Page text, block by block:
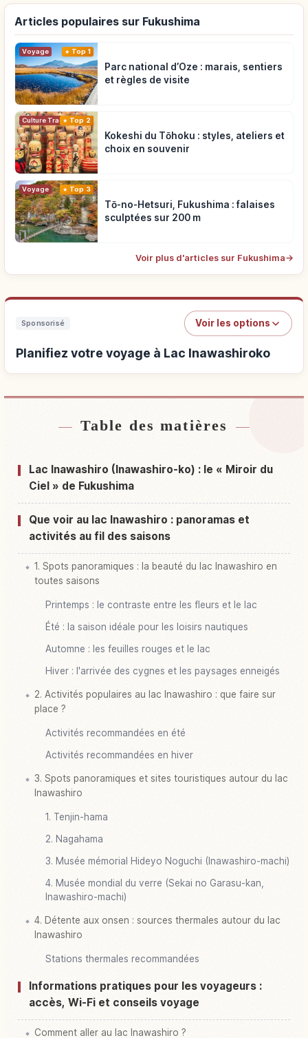
Articles populaires sur Fukushima
Voyage Top 1
Parc national d’Oze : marais, sentiers
et règles de visite
Culture Traditionnelle
Top 2
Kokeshi du Tōhoku : styles, ateliers et
choix en souvenir
Voyage Top 3
Tō-no-Hetsuri, Fukushima : falaises
sculptées sur 200 m
Voir plus d'articles sur Fukushima→
Sponsorisé Voir les options
Planifiez votre voyage à Lac Inawashiroko
Hébergements près de Lac Inawashiroko
Activités à Lac Inawashiroko ↗
Table des matières
Lac Inawashiro (Inawashiro-ko) : le « Miroir du
Ciel » de Fukushima
Que voir au lac Inawashiro : panoramas et
activités au fil des saisons
1. Spots panoramiques : la beauté du lac Inawashiro en
toutes saisons
Printemps : le contraste entre les fleurs et le lac
Été : la saison idéale pour les loisirs nautiques
Automne : les feuilles rouges et le lac
Hiver : l'arrivée des cygnes et les paysages enneigés
2. Activités populaires au lac Inawashiro : que faire sur
place ?
Activités recommandées en été
Activités recommandées en hiver
3. Spots panoramiques et sites touristiques autour du lac
Inawashiro
1. Tenjin-hama
2. Nagahama
3. Musée mémorial Hideyo Noguchi (Inawashiro-machi)
4. Musée mondial du verre (Sekai no Garasu-kan,
Inawashiro-machi)
4. Détente aux onsen : sources thermales autour du lac
Inawashiro
Stations thermales recommandées
Informations pratiques pour les voyageurs :
accès, Wi-Fi et conseils voyage
Comment aller au lac Inawashiro ?